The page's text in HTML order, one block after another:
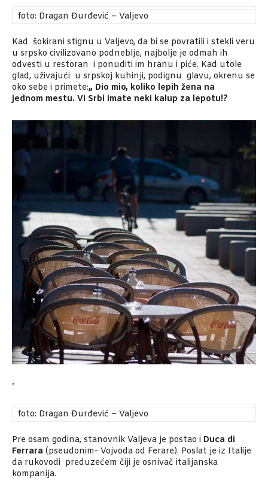
foto: Dragan Đurđević – Valjevo
Kad šokirani stignu u Valjevo, da bi se povratili i stekli veru
u srpsko civilizovano podneblje, najbolje je odmah ih
odvesti u restoran i ponuditi im hranu i piće. Kad utole
glad, uživajući u srpskoj kuhinji, podignu glavu, okrenu se
oko sebe i primete:„ Dio mio, koliko lepih žena na
jednom mestu. Vi Srbi imate neki kalup za lepotu!?
.
foto: Dragan Đurđević – Valjevo
Pre osam godina, stanovnik Valjeva je postao i Duca di
Ferrara (pseudonim- Vojvoda od Ferare). Poslat je iz Italije
da rukovodi preduzećem čiji je osnivač italijanska
kompanija.